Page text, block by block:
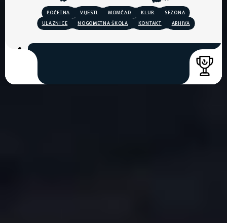
POČETNA VIJESTI MOMČAD KLUB
SEZONA
ULAZNICE
NOGOMETNA ŠKOLA KONTAKT ARHIVA